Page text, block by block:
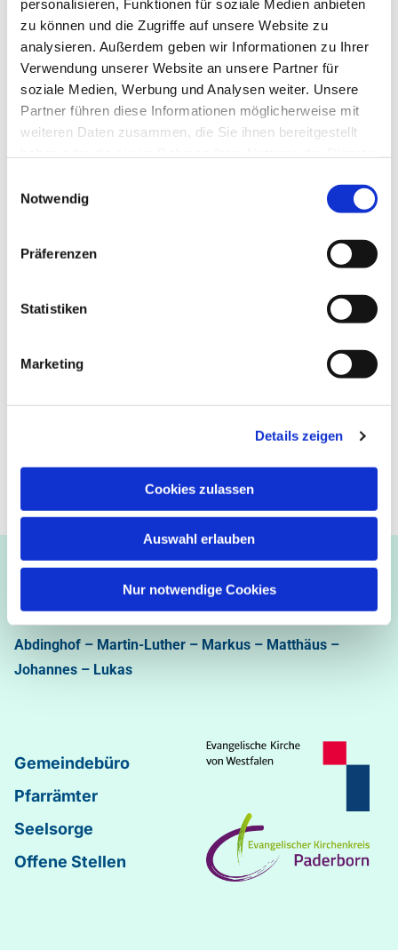
personalisieren, Funktionen für soziale Medien anbieten
zu können und die Zugriffe auf unsere Website zu
analysieren. Außerdem geben wir Informationen zu Ihrer
Verwendung unserer Website an unsere Partner für
soziale Medien, Werbung und Analysen weiter. Unsere
Partner führen diese Informationen möglicherweise mit
weiteren Daten zusammen, die Sie ihnen bereitgestellt
Notwendig
Präferenzen
Statistiken
Marketing
Details zeigen
Cookies zulassen
Auswahl erlauben
Nur notwendige Cookies
Victora Voßen
Da die Teilnehmerzahl begrenzt ist, bitte vorher
anmelden!
Victora Voßen 0151/53130685
Ev.-luth. Kirchengemeinde Paderborn
Bastfelder Weg 30 - 33098 Paderborn
05251/5002-32 und 5002-33
Abdinghof – Martin-Luther – Markus – Matthäus –
Johannes – Lukas
Gemeindebüro
Pfarrämter
Seelsorge
Offene Stellen